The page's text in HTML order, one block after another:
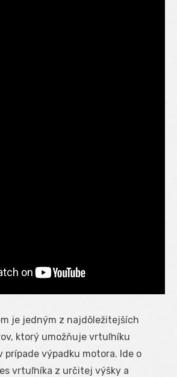
je jedným z najdôležitejších
ktorý umožňuje vrtuľníku
prípade výpadku motora. Ide o
vrtuľníka z určitej výšky a